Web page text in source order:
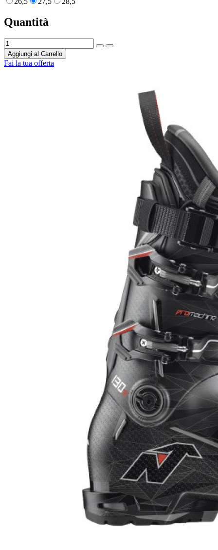
Quantità
Aggiungi al Carrello
Fai la tua offerta